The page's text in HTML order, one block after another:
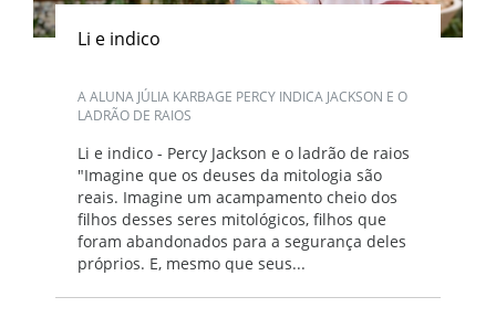
Li e indico
A ALUNA JÚLIA KARBAGE PERCY INDICA JACKSON E O
LADRÃO DE RAIOS
Li e indico - Percy Jackson e o ladrão de raios
"Imagine que os deuses da mitologia são
reais. Imagine um acampamento cheio dos
filhos desses seres mitológicos, filhos que
foram abandonados para a segurança deles
próprios. E, mesmo que seus...